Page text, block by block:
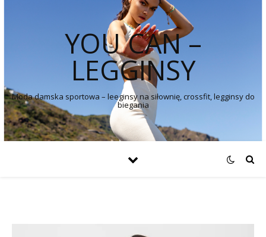
YOU CAN –
LEGGINSY
Moda damska sportowa – leeginsy na siłownię, crossfit, legginsy do
biegania